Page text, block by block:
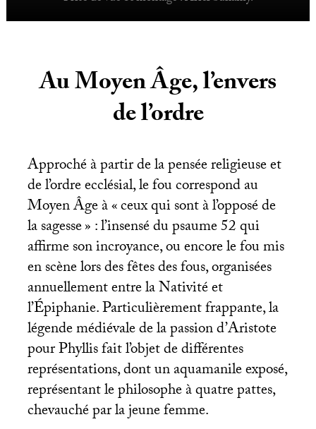
Au Moyen Âge, l’envers
de l’ordre
Approché à partir de la pensée religieuse et
de l’ordre ecclésial, le fou correspond au
Moyen Âge à «ceux qui sont à l’opposé de
la sagesse» : l’insensé du psaume 52 qui
affirme son incroyance, ou encore le fou mis
en scène lors des fêtes des fous, organisées
annuellement entre la Nativité et
l’Épiphanie. Particulièrement frappante, la
légende médiévale de la passion d’Aristote
pour Phyllis fait l’objet de différentes
représentations, dont un aquamanile exposé,
représentant le philosophe à quatre pattes,
chevauché par la jeune femme.